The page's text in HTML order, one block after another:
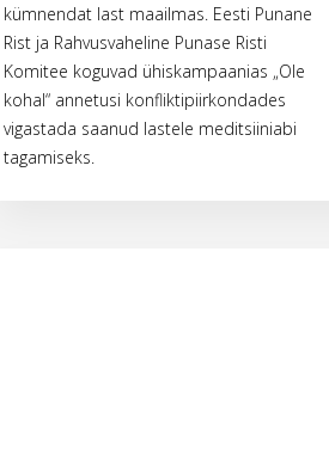
kümnendat last maailmas. Eesti Punane
Rist ja Rahvusvaheline Punase Risti
Komitee koguvad ühiskampaanias „Ole
kohal“ annetusi konfliktipiirkondades
vigastada saanud lastele meditsiiniabi
tagamiseks.